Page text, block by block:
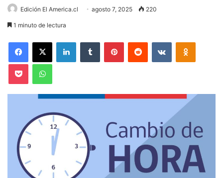
Edición El America.cl agosto 7, 2025 220
1 minuto de lectura
Facebook
X LinkedInTumblr PinterestReddit VKontakte
Pocket WhatsApp